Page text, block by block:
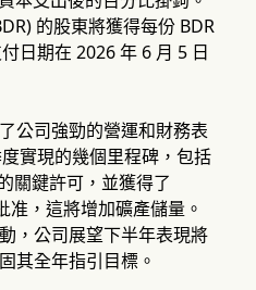
的股東將獲得每份 BDR
日期在 2026 年 6 月 5 日
公司強勁的營運和財務表
實現的幾個里程碑，包括
關鍵許可，並獲得了
，這將增加礦產儲量。
，公司展望下半年表現將
其全年指引目標。